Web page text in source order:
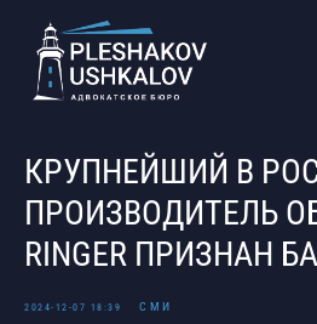
КРУПНЕЙШИЙ В
ПРОИЗВОДИТЕЛЬ
RINGER ПРИЗНАН
2024-12-07 18:39 СМИ